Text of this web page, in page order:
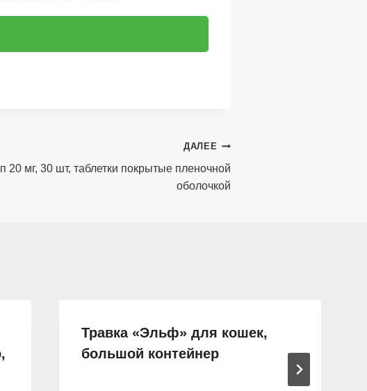
ДАЛЕЕ
20 мг, 30 шт, таблетки покрытые пленочной
оболочкой
Травка «Эльф» для кошек,
большой контейнер